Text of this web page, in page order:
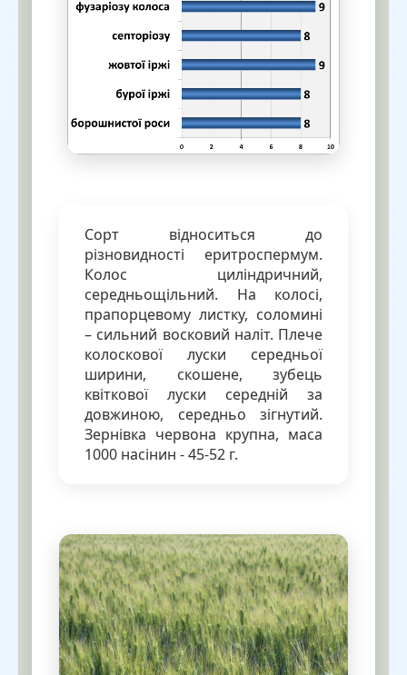
Сорт відноситься до
різновидності еритроспермум.
Колос циліндричний,
середньощільний. На колосі,
прапорцевому листку, соломині
– сильний восковий наліт. Плече
колоскової луски середньої
ширини, скошене, зубець
квіткової луски середній за
довжиною, середньо зігнутий.
Зернівка червона крупна, маса
1000 насінин - 45-52 г.